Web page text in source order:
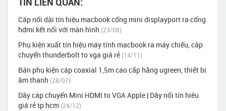
Cáp nối dài tín hiệu macbook cổng mini displayport ra cổng
hdmi kết nối với màn hình (23/08)
Phụ kiện xuất tín hiệu máy tính macbook ra máy chiếu, cáp
chuyển thunderbolt to vga giá rẻ (14/11)
Bán phụ kiện cáp coaxial 1,5m cao cấp hãng ugreen, thiết bị
âm thanh (28/07)
Dây cáp chuyển Mini HDMI to VGA Apple | Dây nối tín hiêu
giá rẻ tp hcm (24/12)